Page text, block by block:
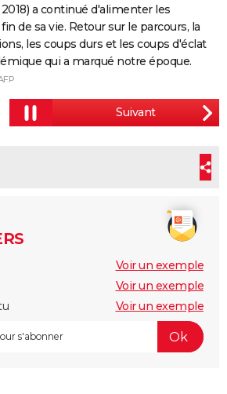
a continué d'alimenter les
de sa vie. Retour sur le parcours, la
les coups durs et les coups d'éclat
qui a marqué notre époque.
Voir un exemple
Voir un exemple
Voir un exemple